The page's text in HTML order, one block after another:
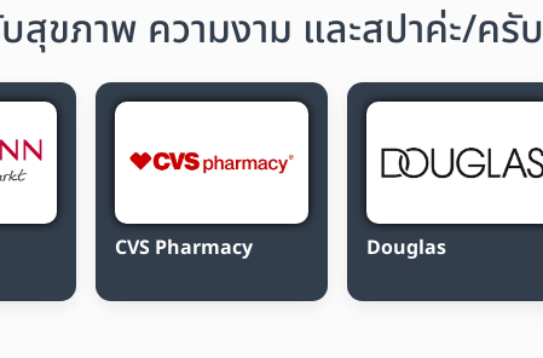
ขภาพ ความงาม และสปาค่ะ/ครับ
CVS Pharmacy Douglas